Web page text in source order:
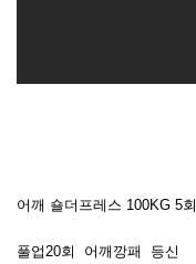
어깨 숄더프레스 100KG 5회
풀업20회 어깨깡패 등신